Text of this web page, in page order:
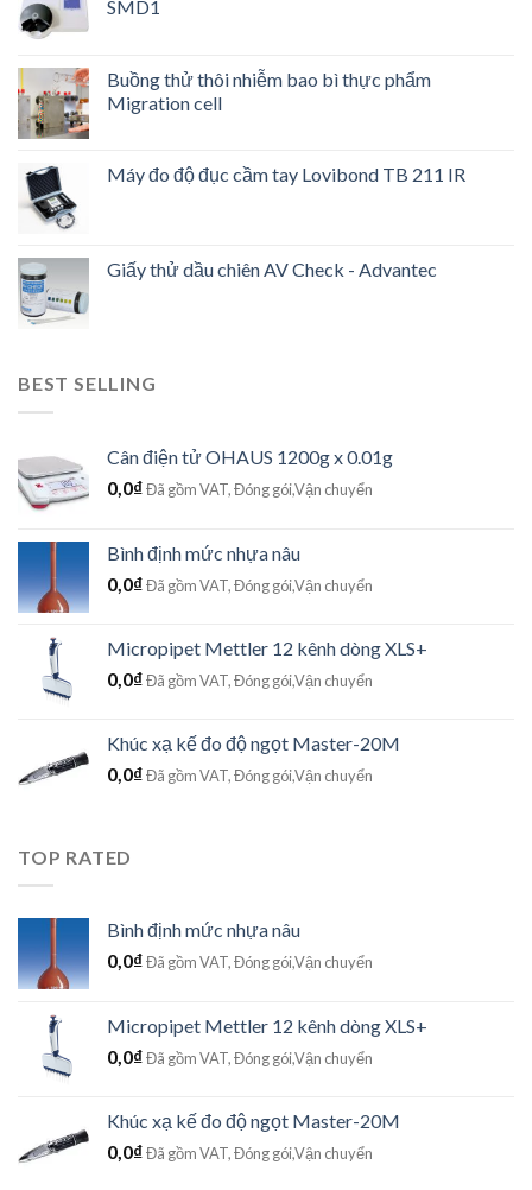
SMD1
Buồng thử thôi nhiễm bao bì thực phẩm
Migration cell
Máy đo độ đục cầm tay Lovibond TB 211 IR
Giấy thử dầu chiên AV Check - Advantec
BEST SELLING
Cân điện tử OHAUS 1200g x 0.01g
0,0₫Đã gồm VAT, Đóng gói,Vận chuyển
Bình định mức nhựa nâu
0,0₫Đã gồm VAT, Đóng gói,Vận chuyển
Micropipet Mettler 12 kênh dòng XLS+
0,0₫Đã gồm VAT, Đóng gói,Vận chuyển
Khúc xạ kế đo độ ngọt Master-20M
0,0₫Đã gồm VAT, Đóng gói,Vận chuyển
TOP RATED
Bình định mức nhựa nâu
0,0₫Đã gồm VAT, Đóng gói,Vận chuyển
Micropipet Mettler 12 kênh dòng XLS+
0,0₫Đã gồm VAT, Đóng gói,Vận chuyển
Khúc xạ kế đo độ ngọt Master-20M
0,0₫Đã gồm VAT, Đóng gói,Vận chuyển